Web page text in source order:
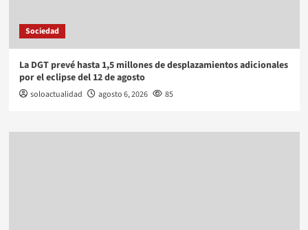
Sociedad
La DGT prevé hasta 1,5 millones de desplazamientos adicionales
por el eclipse del 12 de agosto
soloactualidad agosto 6, 2026 85